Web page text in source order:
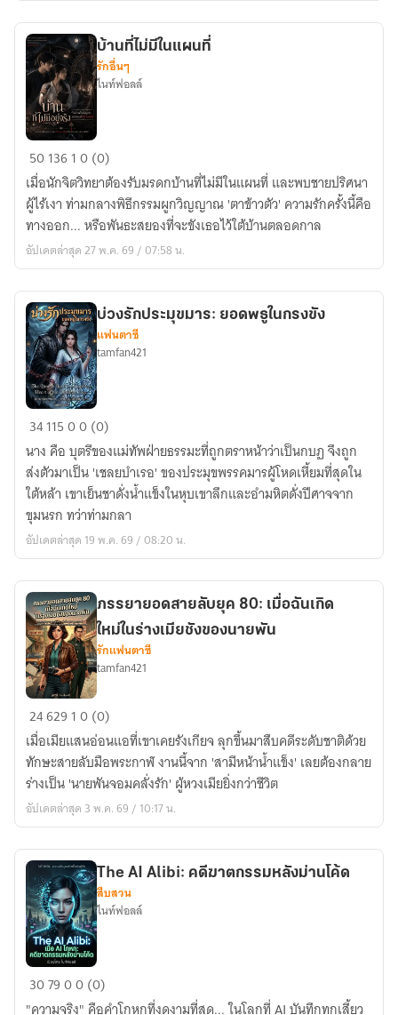
ทะลุ
ภพ
บ้าน
ที่
ไม่มี
ใน
แผนที่
บ้านที่ไม่มีในแผนที่
รักอื่นๆ
ไนท์ฟอลล์
5013610 (0)
เมื่อนักจิตวิทยาต้องรับมรดกบ้านที่ไม่มีในแผนที่ และพบชายปริศนา
ผู้ไร้เงา ท่ามกลางพิธีกรรมผูกวิญญาณ 'ตาข้าวตัว' ความรักครั้งนี้คือ
ทางออก... หรือพันธะสยองที่จะขังเธอไว้ใต้บ้านตลอดกาล
อัปเดตล่าสุด 27 พ.ค. 69 / 07:58 น.
บ่วง
ประมุข
มาร:
ยอด
พธู
ใน
บ่วงรักประมุขมาร: ยอดพธูในกรงขัง
แฟนตาซี
tamfan421
3411500 (0)
นาง คือ บุตรีของแม่ทัพฝ่ายธรรมะที่ถูกตราหน้าว่าเป็นกบฏ จึงถูก
ส่งตัวมาเป็น 'เชลยบำเรอ' ของประมุขพรรคมารผู้โหดเหี้ยมที่สุดใน
ใต้หล้า เขาเย็นชาดั่งน้ำแข็งในหุบเขาลึกและอำมหิตดั่งปีศาจจาก
ขุมนรก ทว่าท่ามกลา
อัปเดตล่าสุด 19 พ.ค. 69 / 08:20 น.
ภรรยา
ยอด
สายลับ
ยุค
80:
เมื่อ
เกิด
ใหม่
ใน
ร่าง
เมีย
ชัง
ของ
นาย
ภรรยายอดสายลับยุค 80: เมื่อฉันเกิด
ใหม่ในร่างเมียชังของนายพัน
รักแฟนตาซี
tamfan421
24629 10 (0)
เมื่อเมียแสนอ่อนแอที่เขาเคยรังเกียจ ลุกขึ้นมาสืบคดีระดับชาติด้วย
ทักษะสายลับมือพระกาฬ งานนี้จาก 'สามีหน้าน้ำแข็ง' เลยต้องกลาย
ร่างเป็น 'นายพันจอมคลั่งรัก' ผู้หวงเมียยิ่งกว่าชีวิต
อัปเดตล่าสุด 3 พ.ค. 69 / 10:17 น.
The
The AI Alibi: คดีฆาตกรรมหลังม่านโค้ด
สืบสวน
ไนท์ฟอลล์
307900 (0)
"ความจริง" คือคำโกหกที่งดงามที่สุด... ในโลกที่ AI บันทึกทุกเสี้ยว